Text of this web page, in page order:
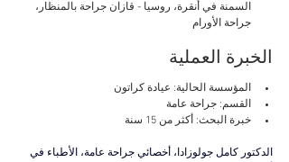
السمنة في أنقرة، روسيا - قازان جراحة بالمنظار،
جراحة الأورام
الخبرة العملية
المؤسسة الحالية: عيادة كراتون
القسم: جراحة عامة
خبرة البحث: أكثر من 15 سنة
الدكتور كامل جولوزادا، أخصائي جراحة عامة، الأطباء في